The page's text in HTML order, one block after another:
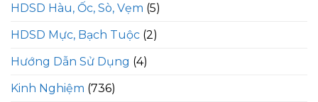
HDSD Hàu, Ốc, Sò, Vẹm (5)
HDSD Mực, Bạch Tuộc (2)
Hướng Dẫn Sử Dụng (4)
Kinh Nghiệm (736)